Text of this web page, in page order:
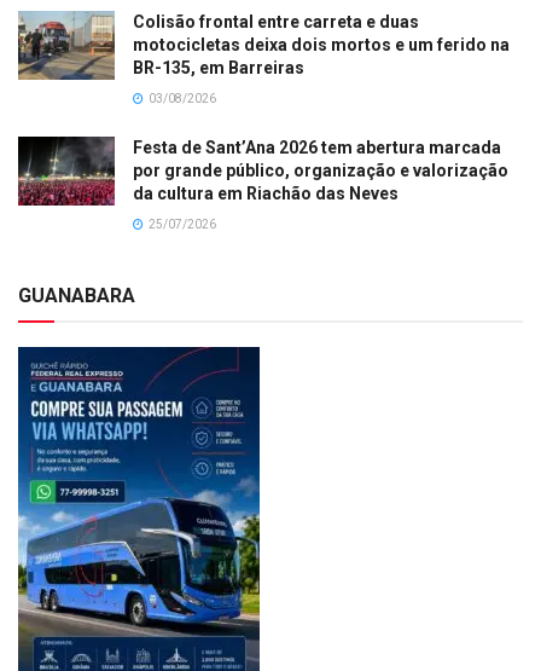
Colisão frontal entre carreta e duas
motocicletas deixa dois mortos e um ferido na
BR-135, em Barreiras
03/08/2026
Festa de Sant’Ana 2026 tem abertura marcada
por grande público, organização e valorização
da cultura em Riachão das Neves
25/07/2026
GUANABARA